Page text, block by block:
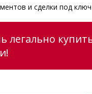
и сделки под
легально